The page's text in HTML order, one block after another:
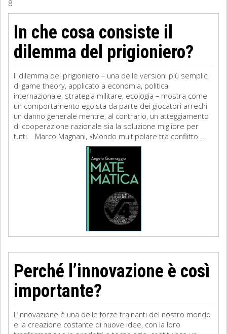
Filosofia
Matematica
Diritto
8
In che cosa consiste il
dilemma del prigioniero?
Il dilemma del prigioniero – una delle versioni più semplici
di game theory, applicato a economia, politica
internazionale, strategia militare, ecologia – mostra come
un comportamento egoista da parte dei giocatori arrechi
un danno generale mentre, al contrario, un atteggiamento
di cooperazione razionale sia la soluzione migliore per
tutti. Marco Magnani, «Mondo multipolare tra conflitto ...
Perché l’innovazione è così
importante?
L’innovazione è una delle forze trainanti del nostro mondo
e la creazione costante di nuove idee, con la loro